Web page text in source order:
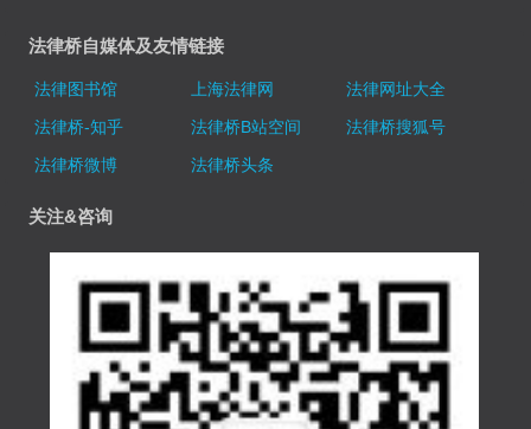
法律桥自媒体及友情链接
法律图书馆 上海法律网
法律网址大全
法律桥-知乎
法律桥B站空间
法律桥搜狐号
法律桥微博
法律桥头条
关注&咨询